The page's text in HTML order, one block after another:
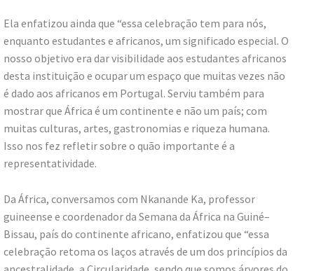
Ela enfatizou ainda que “essa celebração tem para nós,
enquanto estudantes e africanos, um significado especial. O
nosso objetivo era dar visibilidade aos estudantes africanos
desta instituição e ocupar um espaço que muitas vezes não
é dado aos africanos em Portugal. Serviu também para
mostrar que África é um continente e não um país; com
muitas culturas, artes, gastronomias e riqueza humana.
Isso nos fez refletir sobre o quão importante é a
representatividade.
Da África, conversamos com Nkanande Ka, professor
guineense e coordenador da Semana da África na Guiné–
Bissau, país do continente africano, enfatizou que “essa
celebração retoma os laços através de um dos princípios da